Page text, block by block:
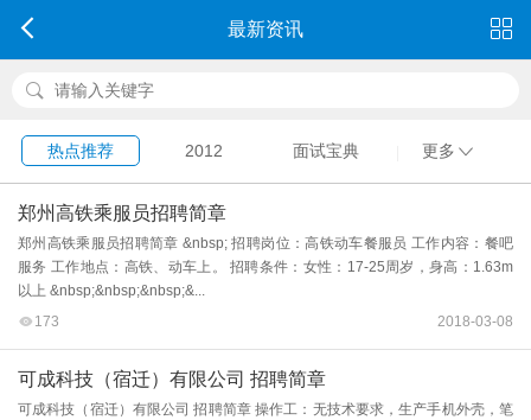
最新资讯
热点推荐 2012 面试宝典 更多
郑州高铁乘服员招聘简章
郑州高铁乘服员招聘简章 &nbsp; 招聘岗位：高铁动车餐服员 工作内容：餐吧
服务 工作地点：高铁、动车上。 招聘条件：女性：17-25周岁，身高：1.63m
以上 &nbsp;&nbsp;&nbsp;&...
173
2018-03-08
可成科技（宿迁）有限公司 招聘简章
可成科技（宿迁）有限公司 招聘简章 操作工：无技术要求，生产手机外壳，笔